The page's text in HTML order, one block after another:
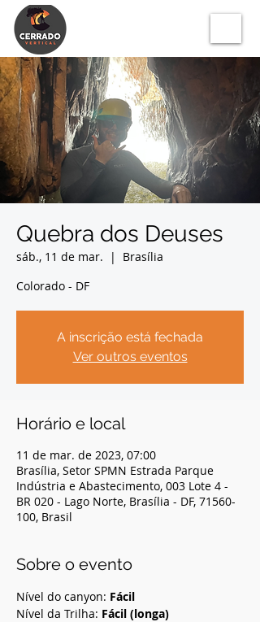
Quebra dos Deuses
sáb., 11 de mar.
  |
Brasília
Colorado - DF
A inscrição está fechada
Ver outros eventos
Horário e local
11 de mar. de 2023, 07:00
Brasília, Setor SPMN Estrada Parque
Indústria e Abastecimento, 003 Lote 4 -
BR 020 - Lago Norte, Brasília - DF, 71560-
100, Brasil
Sobre o evento
Nível do canyon: Fácil
Nível da Trilha: Fácil (longa)